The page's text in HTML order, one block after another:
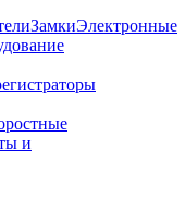
ЗамкиЭлектронные
и